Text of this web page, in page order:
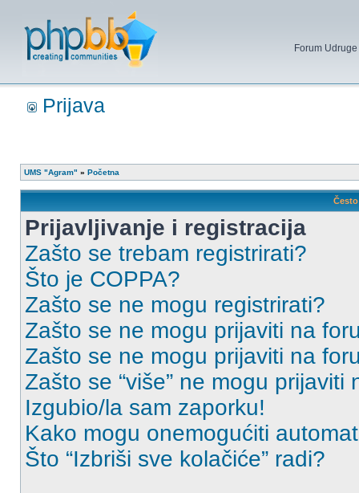
Forum
Prijava
UMS "Agram" » Početna
Prijavljivanje i registracija
Zašto se trebam registrirati?
Što je COPPA?
Zašto se ne mogu registrirati?
Zašto se ne mogu prijaviti na
Zašto se ne mogu prijaviti na
Zašto se “više” ne mogu prijaviti
Izgubio/la sam zaporku!
Kako mogu onemogućiti
Što “Izbriši sve kolačiće” radi?